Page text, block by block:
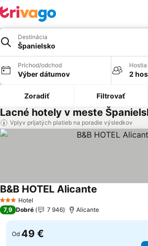
Destinácia
Španielsko
Príchod/odchod
Výber dátumov 2
Zoradiť Filtrovať
Lacné hotely v meste
Vplyv prijatých platieb na poradie výsledkov
3 Počet hviezdičiek
Hotel
B&B HOTEL Alicante
7,9 Dobré 7 946 Alicante
Od 49 €